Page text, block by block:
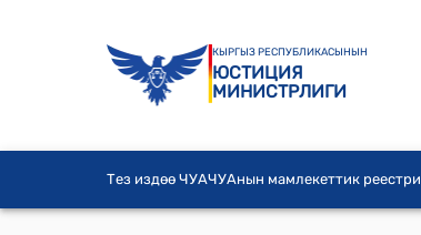
КЫРГЫЗ РЕСПУБЛИКАСЫНЫН
ЮСТИЦИЯ
МИНИСТРЛИГИ
Тез издөө ЧУАЧУАнын мамлекеттик реестри